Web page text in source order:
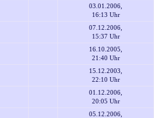
03.01.2006,
16:13 Uhr
07.12.2006,
15:37 Uhr
16.10.2005,
21:40 Uhr
15.12.2003,
22:10 Uhr
01.12.2006,
20:05 Uhr
05.12.2006,